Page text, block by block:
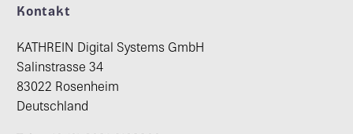
Kontakt
KATHREIN Digital Systems GmbH
Salinstrasse 34
83022 Rosenheim
Deutschland